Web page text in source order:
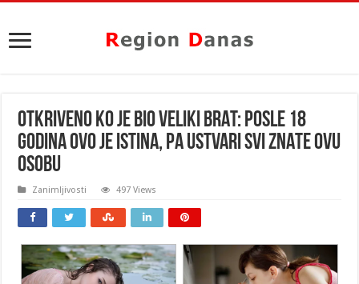
OTKRIVENO KO JE BIO VELIKI BRAT: Posle 18
godina ovo je istina, pa ustvari svi ZNATE OVU
OSOBU
Zanimljivosti 497 Views